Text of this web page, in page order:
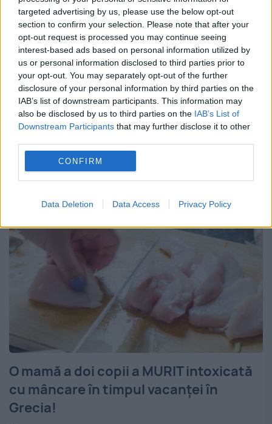
targeted advertising by us, please use the below opt-out
section to confirm your selection. Please note that after your
opt-out request is processed you may continue seeing
interest-based ads based on personal information utilized by
us or personal information disclosed to third parties prior to
your opt-out. You may separately opt-out of the further
disclosure of your personal information by third parties on the
IAB’s list of downstream participants. This information may
also be disclosed by us to third parties on the IAB’s List of
Downstream Participants that may further disclose it to other
CONFIRM
Data Deletion Data Access Privacy Policy
Mâna dreaptă a Sfântului Spiridon
ajunge în București
9 OCTOMBRIE 2019
Cei care nu au posibilitatea de a ajunge la
Iași, la sărbătoarea Sfintei Parascheva
pentru a se închina la moaștele Sfântului
Ierah Spiridon, vor avea ocazia sâmbătă, 12
octombrie, preț...
O mamă a doi copii a MURIT intoxicată
cu mâncare în timpul vacanței în
Grecia!